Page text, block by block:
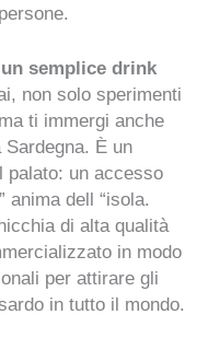
semplice drink
non solo sperimenti
ti immergi anche
È un
palato: un accesso
anima dell “isola.
di alta qualità
in modo
per attirare gli
in tutto il mondo.